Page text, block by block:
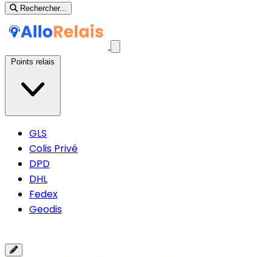
Rechercher...
GLS
Colis Privé
DPD
DHL
Fedex
Geodis